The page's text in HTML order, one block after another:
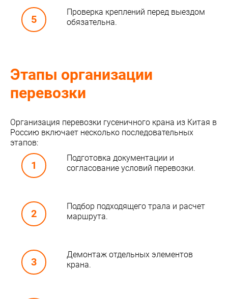
Проверка креплений перед выездом
обязательна.
Этапы организации
перевозки
Организация перевозки гусеничного крана из Китая в
Россию включает несколько последовательных
этапов:
Подготовка документации и
согласование условий перевозки.
Подбор подходящего трала и расчет
маршрута.
Демонтаж отдельных элементов
крана.